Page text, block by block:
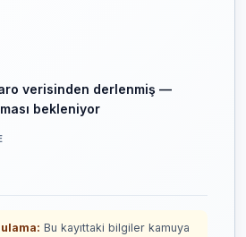
verisinden derlenmiş —
bekleniyor
Bu kayıttaki bilgiler kamuya